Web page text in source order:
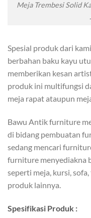
Meja Trembesi Solid
Spesial produk dari
berbahan baku kayu
memberikan kesan
produk ini multifungsi
meja rapat ataupun
Bawu Antik furniture
di bidang pembuatan
sedang mencari
furniture menyediakna
seperti meja, kursi,
produk lainnya.
Spesifikasi Produk :